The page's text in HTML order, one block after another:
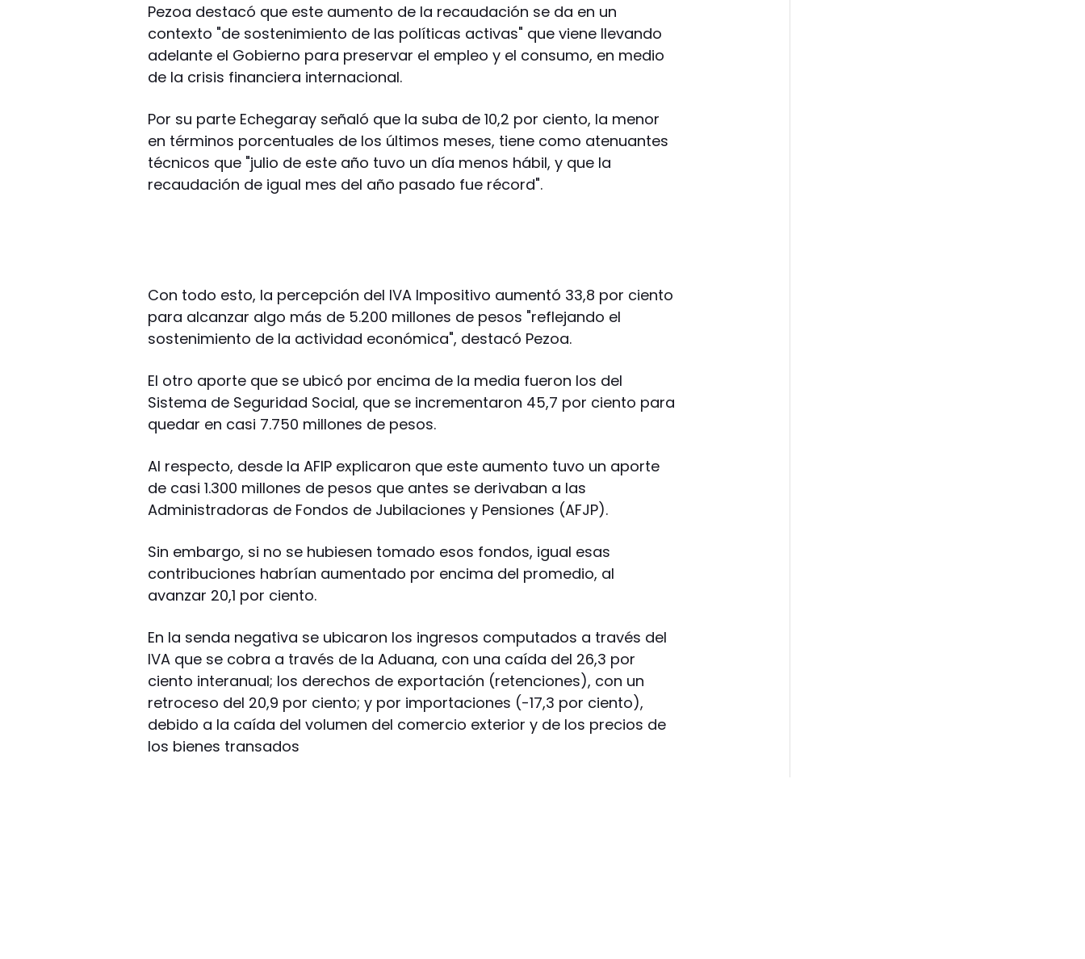
Pezoa destacó que este aumento de la recaudación se da en un
contexto "de sostenimiento de las políticas activas" que viene llevando
adelante el Gobierno para preservar el empleo y el consumo, en medio
de la crisis financiera internacional.
Por su parte Echegaray señaló que la suba de 10,2 por ciento, la menor
en términos porcentuales de los últimos meses, tiene como atenuantes
técnicos que "julio de este año tuvo un día menos hábil, y que la
recaudación de igual mes del año pasado fue récord".
Con todo esto, la percepción del IVA Impositivo aumentó 33,8 por ciento
para alcanzar algo más de 5.200 millones de pesos "reflejando el
sostenimiento de la actividad económica", destacó Pezoa.
El otro aporte que se ubicó por encima de la media fueron los del
Sistema de Seguridad Social, que se incrementaron 45,7 por ciento para
quedar en casi 7.750 millones de pesos.
Al respecto, desde la AFIP explicaron que este aumento tuvo un aporte
de casi 1.300 millones de pesos que antes se derivaban a las
Administradoras de Fondos de Jubilaciones y Pensiones (AFJP).
Sin embargo, si no se hubiesen tomado esos fondos, igual esas
contribuciones habrían aumentado por encima del promedio, al
avanzar 20,1 por ciento.
En la senda negativa se ubicaron los ingresos computados a través del
IVA que se cobra a través de la Aduana, con una caída del 26,3 por
ciento interanual; los derechos de exportación (retenciones), con un
retroceso del 20,9 por ciento; y por importaciones (-17,3 por ciento),
debido a la caída del volumen del comercio exterior y de los precios de
los bienes transados